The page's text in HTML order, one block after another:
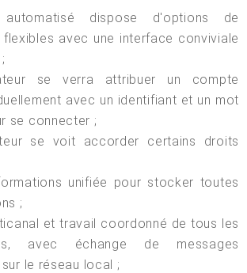
dispose d'options de
avec une interface conviviale
se verra attribuer un compte
avec un identifiant et un mot
se connecter ;
se voit accorder certains droits
unifiée pour stocker toutes
;
et travail coordonné de tous les
avec échange de messages
le réseau local ;